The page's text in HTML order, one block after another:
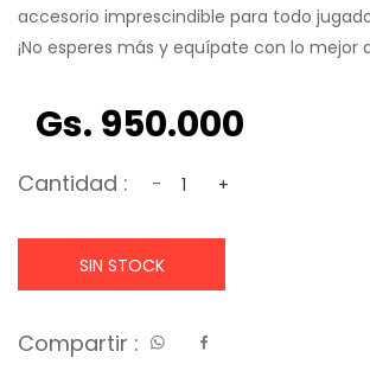
accesorio imprescindible para todo
¡No esperes más y equípate con lo mejor
Gs. 950.000
Cantidad : - +
SIN STOCK
Compartir :